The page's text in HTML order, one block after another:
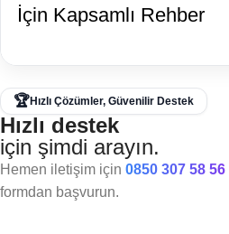
İçin Kapsamlı Rehber
🏆Hızlı Çözümler, Güvenilir Destek
Hızlı destek
için şimdi arayın.
Hemen iletişim için 0850 307 58 56
formdan başvurun.